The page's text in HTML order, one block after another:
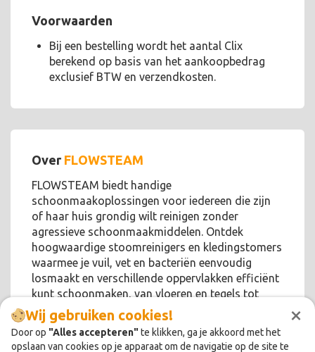
×
Wij gebruiken cookies!
Door op "Alles accepteren"te klikken, ga je akkoord met het
opslaan van cookies op je apparaat om de navigatie op de site te
Voorwaarden
Bij een bestelling wordt het aantal Clix
berekend op basis van het aankoopbedrag
exclusief BTW en verzendkosten.
Over FLOWSTEAM
FLOWSTEAM biedt handige
schoonmaakoplossingen voor iedereen die zijn
of haar huis grondig wilt reinigen zonder
agressieve schoonmaakmiddelen. Ontdek
hoogwaardige stoomreinigers en kledingstomers
waarmee je vuil, vet en bacteriën eenvoudig
losmaakt en verschillende oppervlakken efficiënt
kunt schoonmaken, van vloeren en tegels tot
keuken en badkamer!